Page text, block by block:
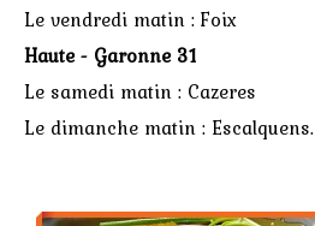
Le vendredi matin : Foix
Haute - Garonne 31
Le samedi matin : Cazeres
Le dimanche matin : Escalquens.